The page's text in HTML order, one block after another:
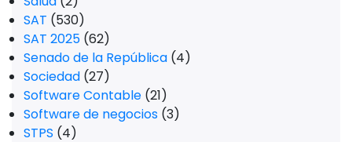
SAT (530)
SAT 2025 (62)
Senado de la República (4)
Sociedad (27)
Software Contable (21)
Software de negocios (3)
STPS (4)